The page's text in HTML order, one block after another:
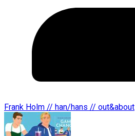
Frank Holm // han/hans // out&about